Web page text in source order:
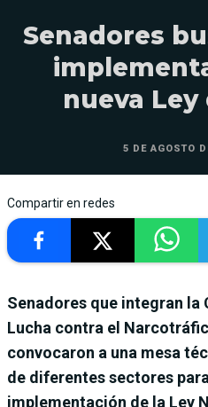
Senadores
nueva
5 DE AGOSTO
Compartir en redes
Senadores que integran la
Lucha contra el
convocaron a una mesa
de diferentes sectores
implementación de la Ley